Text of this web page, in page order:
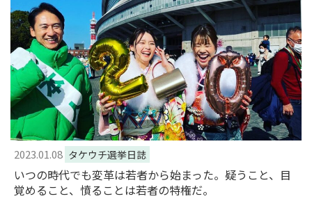
2023.01.08 タケウチ選挙日誌
いつの時代でも変革は若者から始まった。疑うこと、目
覚めること、憤ることは若者の特権だ。